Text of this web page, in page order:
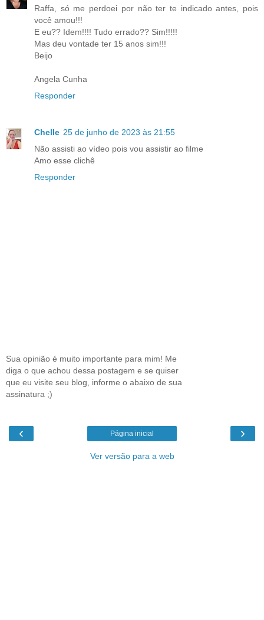
Raffa, só me perdoei por não ter te indicado antes, pois
você amou!!!
E eu?? Idem!!!! Tudo errado?? Sim!!!!!
Mas deu vontade ter 15 anos sim!!!
Beijo
Angela Cunha
Responder
Chelle 25 de junho de 2023 às 21:55
Não assisti ao vídeo pois vou assistir ao filme
Amo esse clichê
Responder
Sua opinião é muito importante para mim! Me
diga o que achou dessa postagem e se quiser
que eu visite seu blog, informe o abaixo de sua
assinatura ;)
‹ ›
Página inicial
Ver versão para a web